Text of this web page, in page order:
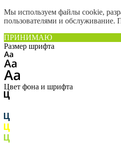
Мы используем файлы cookie,
пользователями и обслуживание.
ПРИНИМАЮ
Размер шрифта
Цвет фона и шрифта